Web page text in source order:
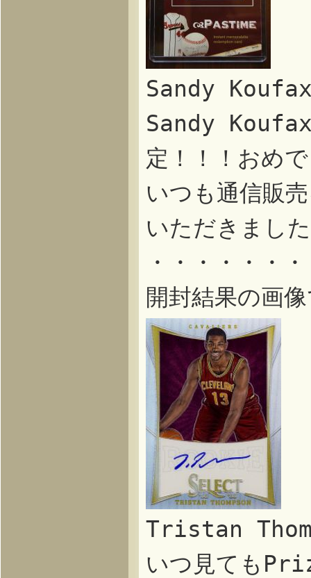
Sandy
Sandy Koufax
定！！！おめ
いつも通信販
いただきまし
・・・・・・
開封結果の画
Tristan
いつ見ても